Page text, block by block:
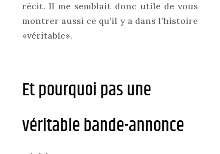
récit. Il me semblait donc utile de vous
montrer aussi ce qu’il y a dans l’histoire
«véritable».
Et pourquoi pas une
véritable bande-annonce